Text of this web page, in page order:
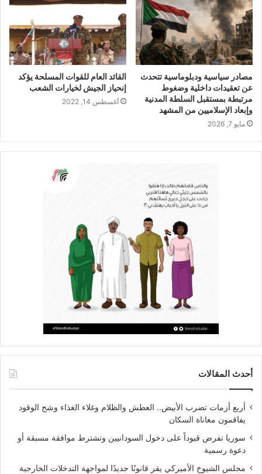
مصادر سياسية ودبلوماسية تتحدث
عن تعقيدات داخلية وضغوط
مرتبطة بمستقبل السلطة المدنية
وإبعاد الإسلاميين من المشهد
مايو 7, 2026
القائد العام للقوات المسلحة يؤكد
إنحياز الجيش لخيارات الشعب
أغسطس 14, 2022
أحدث المقالات
أربع أزمات تضرب الأبيض.. العطش والظلام وغلاء الغذاء وشح الوقود
يفاقمون معاناة السكان
سوريا تفرض قيوداً على دخول السودانيين وتشترط موافقة مسبقة أو
دعوة رسمية
مجلس الشيوخ الأميركي يقر قانونًا جديدًا لمواجهة التدخلات الخارجية